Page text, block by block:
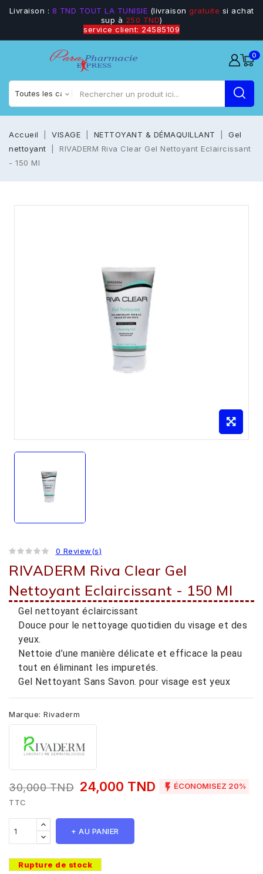
Livraison : 8 TND TOUT LA TUNISIE (livraison gratuite si achat
sup à 250 TND)
service client: 24585109
0
Accueil VISAGE NETTOYANT & DÉMAQUILLANT
Gel
nettoyant
RIVADERM Riva Clear Gel Nettoyant Eclaircissant
- 150 Ml
0 Review(s)
RIVADERM Riva Clear Gel
Nettoyant Eclaircissant - 150 Ml
Gel nettoyant éclaircissant
Douce pour le nettoyage quotidien du visage et des
yeux.
Nettoie d’une manière délicate et efficace la peau
tout en éliminant les impuretés.
Gel Nettoyant Sans Savon. pour visage est yeux
Marque: Rivaderm
30,000 TND 24,000 TND  ÉCONOMISEZ 20%
TTC
+ AU PANIER
Rupture de stock